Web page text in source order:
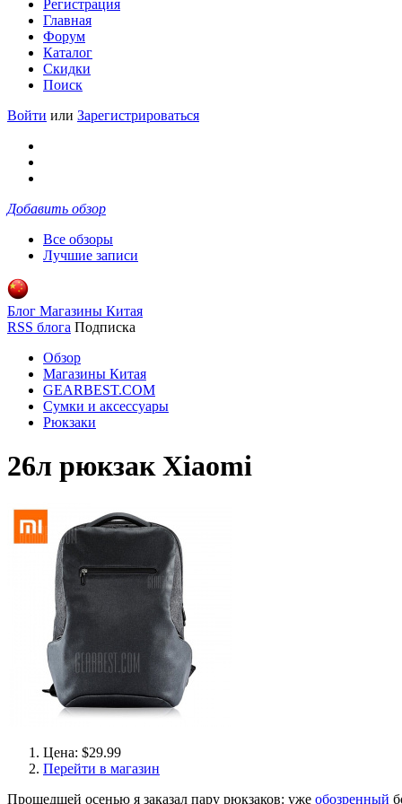
Регистрация
Главная
Форум
Каталог
Скидки
Поиск
Войти или Зарегистрироваться
Добавить обзор
Все обзоры
Лучшие записи
Блог Магазины Китая
RSS блога Подписка
Обзор
Магазины Китая
GEARBEST.COM
Сумки и аксессуары
Рюкзаки
26л рюкзак Xiaomi
Цена: $29.99
Перейти в магазин
Прошедшей осенью я заказал пару рюкзаков: уже обозренный